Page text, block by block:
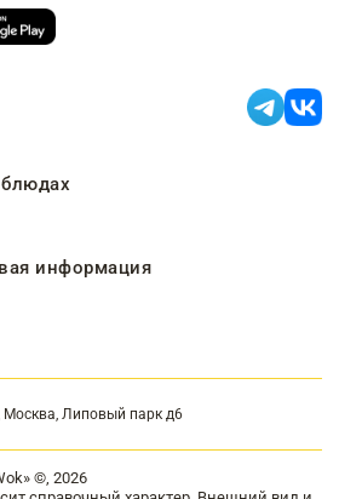
информация
Москва, Липовый парк д6
©, 2026